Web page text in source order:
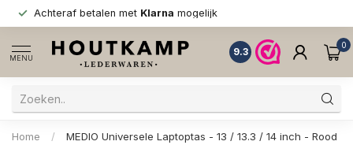
Achteraf betalen met Klarna mogelijk
MENU
9.3
0
Home / MEDIO Universele Laptoptas - 13 / 13.3 / 14 inch - Rood